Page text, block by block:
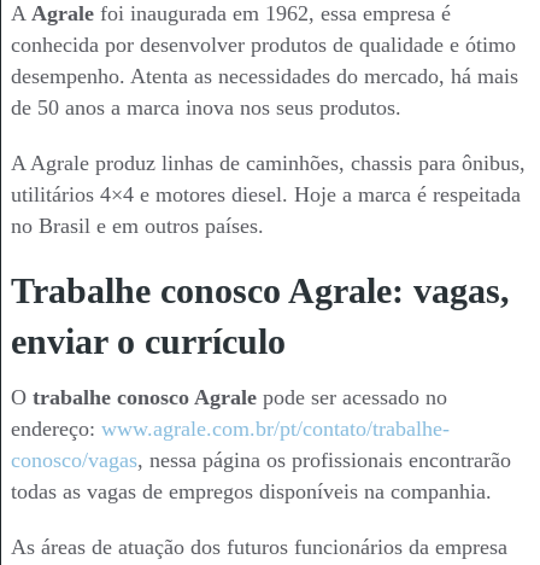
A Agralefoi inaugurada em 1962, essa empresa é
conhecida por desenvolver produtos de qualidade e ótimo
desempenho. Atenta as necessidades do mercado, há mais
de 50 anos a marca inova nos seus produtos.
A Agrale produz linhas de caminhões, chassis para ônibus,
utilitários 4×4 e motores diesel. Hoje a marca é respeitada
no Brasil e em outros países.
Trabalhe conosco Agrale: vagas,
enviar o currículo
O trabalhe conosco Agralepode ser acessado no
endereço: www.agrale.com.br/pt/contato/trabalhe-
conosco/vagas, nessa página os profissionais encontrarão
todas as vagas de empregos disponíveis na companhia.
As áreas de atuação dos futuros funcionários da empresa